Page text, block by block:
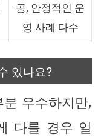
공, 안정적인 운
영 사례 다수
있나요?
우수하지만,
다를 경우 일